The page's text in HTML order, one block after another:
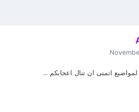
لمواضيع اتمنى ان تنال اعجابكم ...